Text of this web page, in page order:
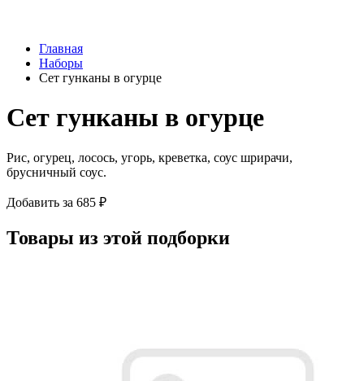
Главная
Наборы
Сет гунканы в огурце
Сет гунканы в огурце
Рис, огурец, лосось, угорь, креветка, соус шрирачи,
брусничный соус.
Добавить за 685 ₽
Товары из этой подборки